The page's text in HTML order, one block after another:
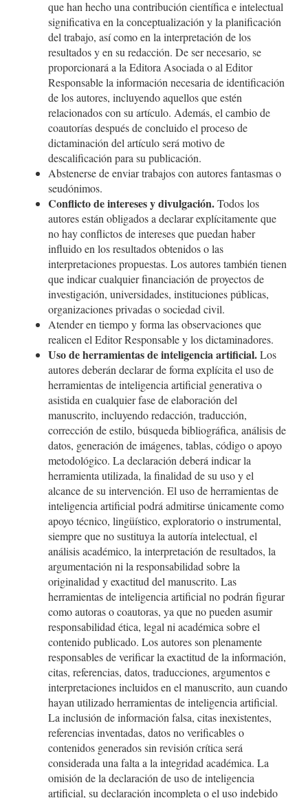
que han hecho una contribución científica e intelectual
significativa en la conceptualización y la planificación
del trabajo, así como en la interpretación de los
resultados y en su redacción. De ser necesario, se
proporcionará a la Editora Asociada o al Editor
Responsable la información necesaria de identificación
de los autores, incluyendo aquellos que estén
relacionados con su artículo. Además, el cambio de
coautorías después de concluido el proceso de
dictaminación del artículo será motivo de
descalificación para su publicación.
Abstenerse de enviar trabajos con autores fantasmas o
seudónimos.
Conflicto de intereses y divulgación.Todos los
autores están obligados a declarar explícitamente que
no hay conflictos de intereses que puedan haber
influido en los resultados obtenidos o las
interpretaciones propuestas. Los autores también tienen
que indicar cualquier financiación de proyectos de
investigación, universidades, instituciones públicas,
organizaciones privadas o sociedad civil.
Atender en tiempo y forma las observaciones que
realicen el Editor Responsable y los dictaminadores.
Uso de herramientas de inteligencia artificial.Los
autores deberán declarar de forma explícita el uso de
herramientas de inteligencia artificial generativa o
asistida en cualquier fase de elaboración del
manuscrito, incluyendo redacción, traducción,
corrección de estilo, búsqueda bibliográfica, análisis de
datos, generación de imágenes, tablas, código o apoyo
metodológico. La declaración deberá indicar la
herramienta utilizada, la finalidad de su uso y el
alcance de su intervención. El uso de herramientas de
inteligencia artificial podrá admitirse únicamente como
apoyo técnico, lingüístico, exploratorio o instrumental,
siempre que no sustituya la autoría intelectual, el
análisis académico, la interpretación de resultados, la
argumentación ni la responsabilidad sobre la
originalidad y exactitud del manuscrito. Las
herramientas de inteligencia artificial no podrán figurar
como autoras o coautoras, ya que no pueden asumir
responsabilidad ética, legal ni académica sobre el
contenido publicado. Los autores son plenamente
responsables de verificar la exactitud de la información,
citas, referencias, datos, traducciones, argumentos e
interpretaciones incluidos en el manuscrito, aun cuando
hayan utilizado herramientas de inteligencia artificial.
La inclusión de información falsa, citas inexistentes,
referencias inventadas, datos no verificables o
contenidos generados sin revisión crítica será
considerada una falta a la integridad académica. La
omisión de la declaración de uso de inteligencia
artificial, su declaración incompleta o el uso indebido